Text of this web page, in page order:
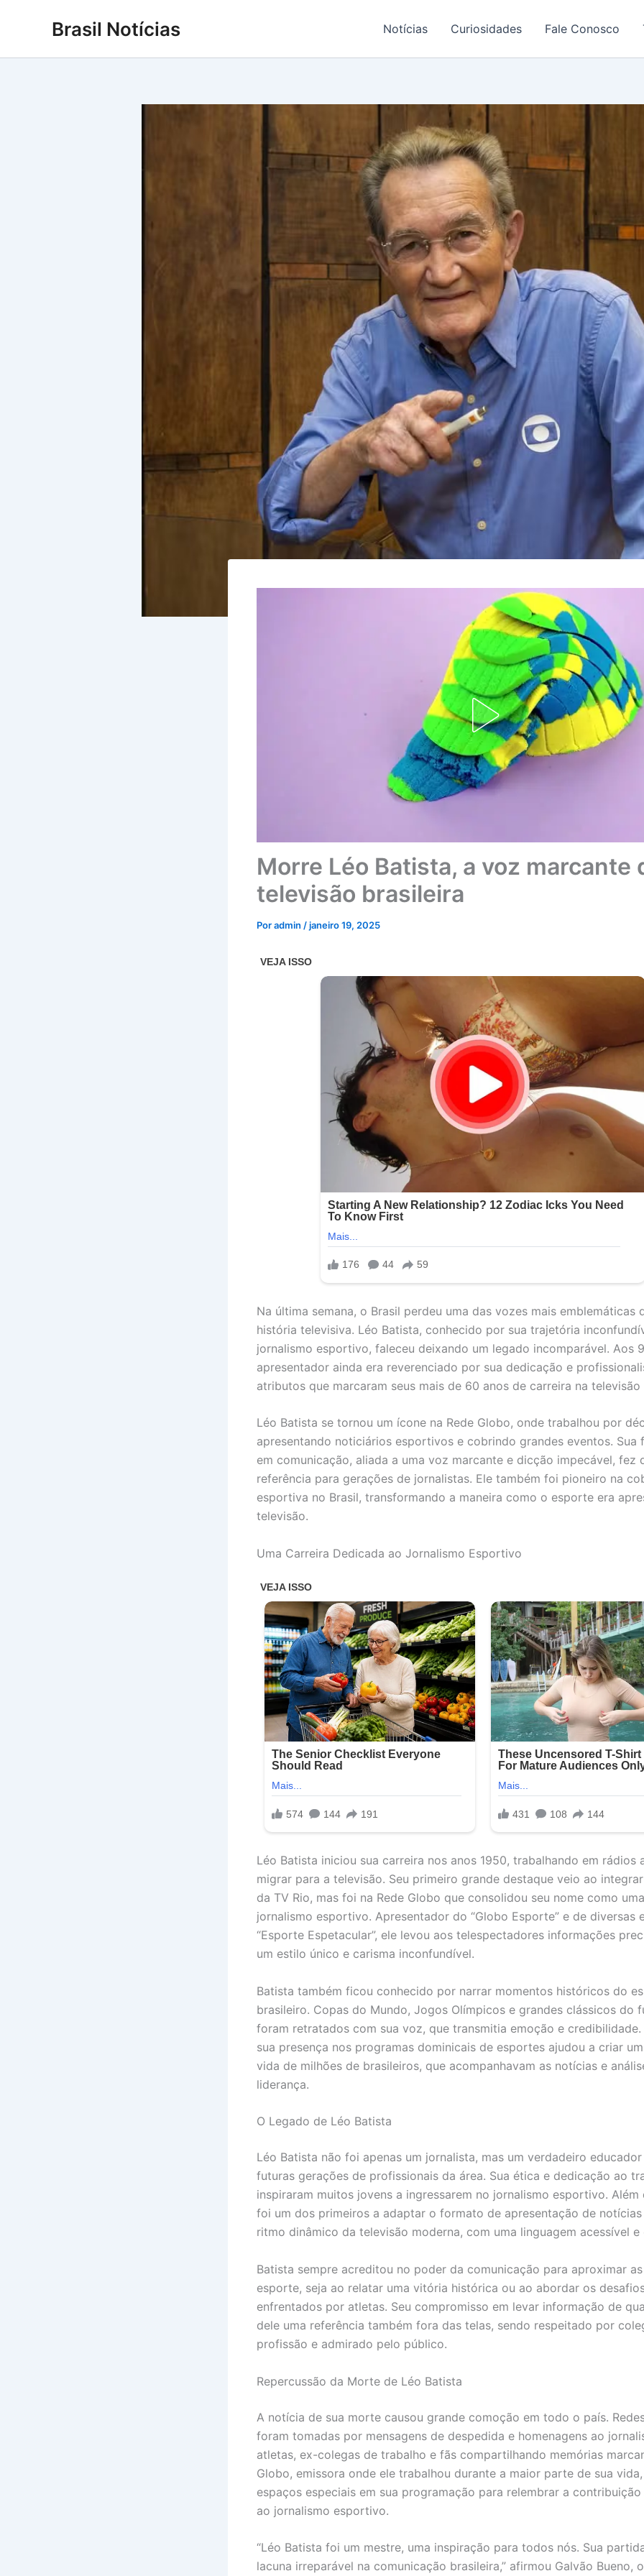
Brasil Notícias Notícias Curiosidades Fale Conosco
Morre Léo Batista, a voz marcante
televisão brasileira
Poradmin /janeiro 19, 2025
Na última semana, o Brasil perdeu uma das vozes mais emblemáticas
história televisiva. Léo Batista, conhecido por sua trajetória
jornalismo esportivo, faleceu deixando um legado incomparável. Aos
apresentador ainda era reverenciado por sua dedicação e
atributos que marcaram seus mais de 60 anos de carreira na televisão
Léo Batista se tornou um ícone na Rede Globo, onde trabalhou por
apresentando noticiários esportivos e cobrindo grandes eventos. Sua
em comunicação, aliada a uma voz marcante e dicção impecável, fez
referência para gerações de jornalistas. Ele também foi pioneiro na
esportiva no Brasil, transformando a maneira como o esporte era
televisão.
Uma Carreira Dedicada ao Jornalismo Esportivo
Léo Batista iniciou sua carreira nos anos 1950, trabalhando em rádios
migrar para a televisão. Seu primeiro grande destaque veio ao
da TV Rio, mas foi na Rede Globo que consolidou seu nome como
jornalismo esportivo. Apresentador do “Globo Esporte” e de diversas
“Esporte Espetacular”, ele levou aos telespectadores informações
um estilo único e carisma inconfundível.
Batista também ficou conhecido por narrar momentos históricos do
brasileiro. Copas do Mundo, Jogos Olímpicos e grandes clássicos do
foram retratados com sua voz, que transmitia emoção e credibilidade.
sua presença nos programas dominicais de esportes ajudou a criar
vida de milhões de brasileiros, que acompanhavam as notícias e
liderança.
O Legado de Léo Batista
Léo Batista não foi apenas um jornalista, mas um verdadeiro
futuras gerações de profissionais da área. Sua ética e dedicação ao
inspiraram muitos jovens a ingressarem no jornalismo esportivo. Além
foi um dos primeiros a adaptar o formato de apresentação de
ritmo dinâmico da televisão moderna, com uma linguagem acessível e
Batista sempre acreditou no poder da comunicação para aproximar
esporte, seja ao relatar uma vitória histórica ou ao abordar os
enfrentados por atletas. Seu compromisso em levar informação de
dele uma referência também fora das telas, sendo respeitado por
profissão e admirado pelo público.
Repercussão da Morte de Léo Batista
A notícia de sua morte causou grande comoção em todo o país.
foram tomadas por mensagens de despedida e homenagens ao
atletas, ex-colegas de trabalho e fãs compartilhando memórias
Globo, emissora onde ele trabalhou durante a maior parte de sua
espaços especiais em sua programação para relembrar a
ao jornalismo esportivo.
“Léo Batista foi um mestre, uma inspiração para todos nós. Sua
lacuna irreparável na comunicação brasileira,” afirmou Galvão Bueno,